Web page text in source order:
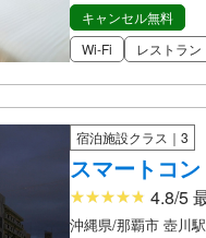
キャンセル無料
Wi-Fi
レストラン
宿泊施設クラス｜3
スマートコ
4.8/5
沖縄県/那覇市 壺川